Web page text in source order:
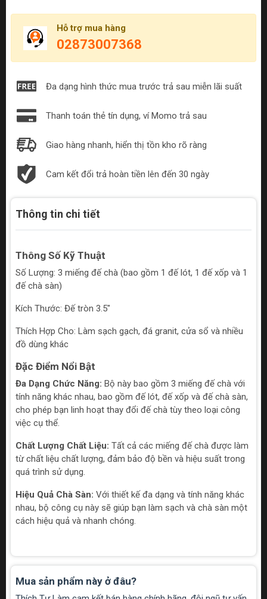
Hỗ trợ mua hàng
02873007368
Đa dạng hình thức mua trước trả sau miễn lãi suất
Thanh toán thẻ tín dụng, ví Momo trả sau
Giao hàng nhanh, hiển thị tồn kho rõ ràng
Cam kết đổi trả hoàn tiền lên đến 30 ngày
Thông tin chi tiết
Thông Số Kỹ Thuật
Số Lượng: 3 miếng đế chà (bao gồm 1 đế lót, 1 đế xốp và 1
đế chà sàn)
Kích Thước: Đế tròn 3.5"
Thích Hợp Cho: Làm sạch gạch, đá granit, cửa sổ và nhiều
đồ dùng khác
Đặc Điểm Nổi Bật
Đa Dạng Chức Năng: Bộ này bao gồm 3 miếng đế chà với
tính năng khác nhau, bao gồm đế lót, đế xốp và đế chà sàn,
cho phép bạn linh hoạt thay đổi đế chà tùy theo loại công
việc cụ thể.
Chất Lượng Chất Liệu: Tất cả các miếng đế chà được làm
từ chất liệu chất lượng, đảm bảo độ bền và hiệu suất trong
quá trình sử dụng.
Hiệu Quả Chà Sàn: Với thiết kế đa dạng và tính năng khác
nhau, bộ công cụ này sẽ giúp bạn làm sạch và chà sàn một
cách hiệu quả và nhanh chóng.
Mua sản phẩm này ở đâu?